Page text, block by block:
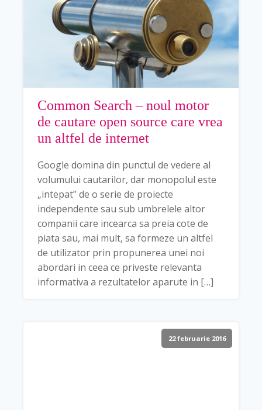
Common Search – noul motor
de cautare open source care vrea
un altfel de internet
Google domina din punctul de vedere al
volumului cautarilor, dar monopolul este
„intepat” de o serie de proiecte
independente sau sub umbrelele altor
companii care incearca sa preia cote de
piata sau, mai mult, sa formeze un altfel
de utilizator prin propunerea unei noi
abordari in ceea ce priveste relevanta
informativa a rezultatelor aparute in […]
22 februarie 2016